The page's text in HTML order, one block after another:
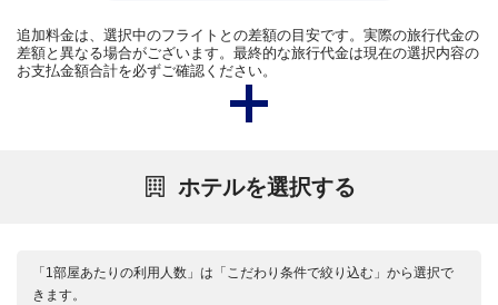
追加料金は、選択中のフライトとの差額の目安です。実際の旅行代金の
差額と異なる場合がございます。最終的な旅行代金は現在の選択内容の
お支払金額合計を必ずご確認ください。
ホテルを選択する
「1部屋あたりの利用人数」は「こだわり条件で絞り込む」から選択で
きます。